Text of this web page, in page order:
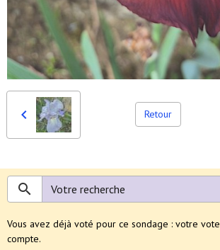
Retour
Vous avez déjà voté pour ce sondage : votre
compte.